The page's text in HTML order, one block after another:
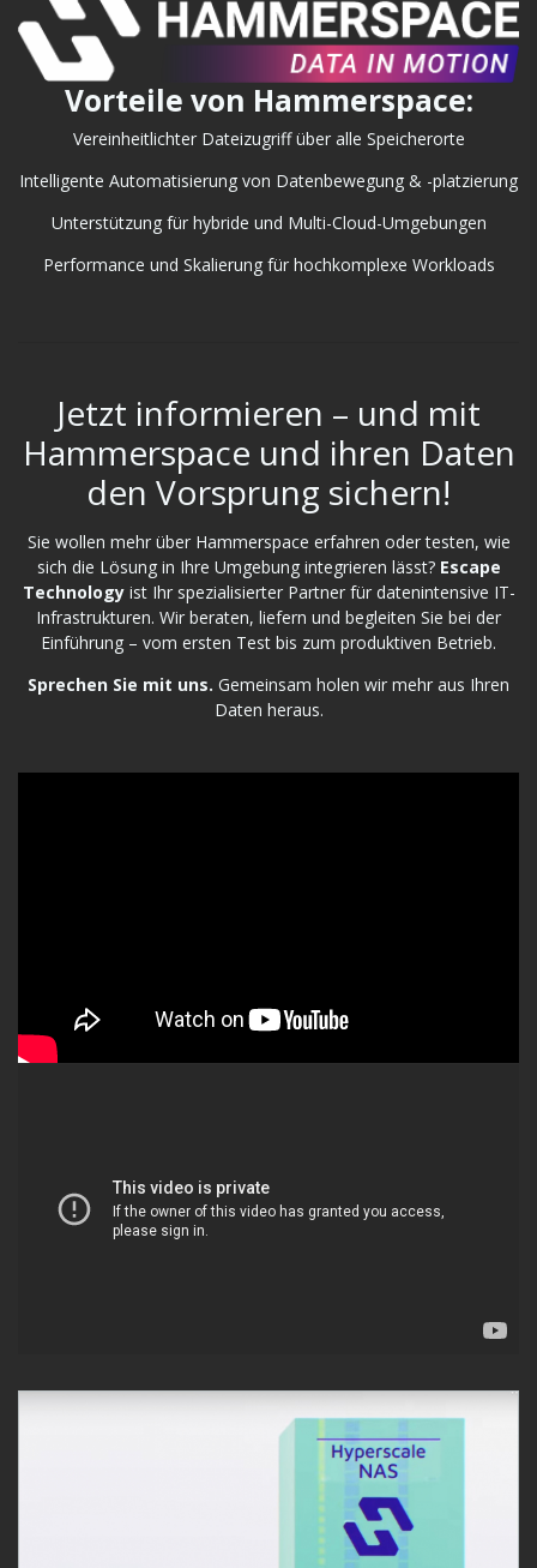
Vorteile von Hammerspace:
Vereinheitlichter Dateizugriff über alle Speicherorte
Intelligente Automatisierung von Datenbewegung & -platzierung
Unterstützung für hybride und Multi-Cloud-Umgebungen
Performance und Skalierung für hochkomplexe Workloads
Jetzt informieren – und mit
Hammerspace und ihren Daten
den Vorsprung sichern!
Sie wollen mehr über Hammerspace erfahren oder testen, wie
sich die Lösung in Ihre Umgebung integrieren lässt? Escape
Technologyist Ihr spezialisierter Partner für datenintensive IT-
Infrastrukturen. Wir beraten, liefern und begleiten Sie bei der
Einführung – vom ersten Test bis zum produktiven Betrieb.
Sprechen Sie mit uns. Gemeinsam holen wir mehr aus Ihren
Daten heraus.